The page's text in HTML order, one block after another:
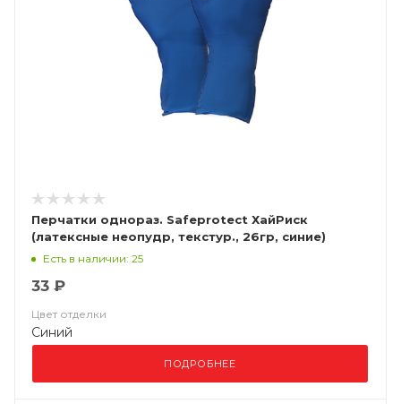
Перчатки однораз. Safeprotect ХайРиск
(латексные неопудр, текстур., 26гр, синие)
Есть в наличии: 25
33 ₽
Цвет отделки
Синий
ПОДРОБНЕЕ